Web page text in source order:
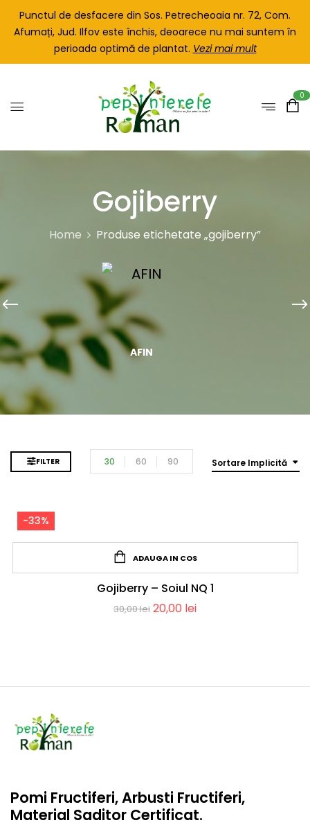
Punctul de desfacere din Sos. Petrecheoaia nr. 72, Com.
Afumați, Jud. Ilfov este închis, deoarece nu mai suntem în
perioada optimă de plantat. Vezi mai mult
0
Gojiberry
Home Produse etichetate „gojiberry”
AFIN
FILTER Sortare Implicită
30 60 90
-33%
ADAUGA IN COS
Gojiberry – Soiul NQ 1
30,00lei 20,00 lei
Pomi Fructiferi, Arbusti Fructiferi,
Material Saditor Certificat.